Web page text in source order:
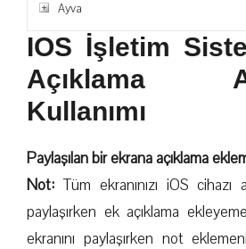
Ayva
IOS İşletim
Açıklama
Kullanımı
Paylaşılan bir ekrana açıklama
Not:Tüm ekranınızı iOS cihazı
paylaşırken ek açıklama
ekranını paylaşırken not